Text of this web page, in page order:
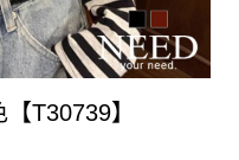
T30739】